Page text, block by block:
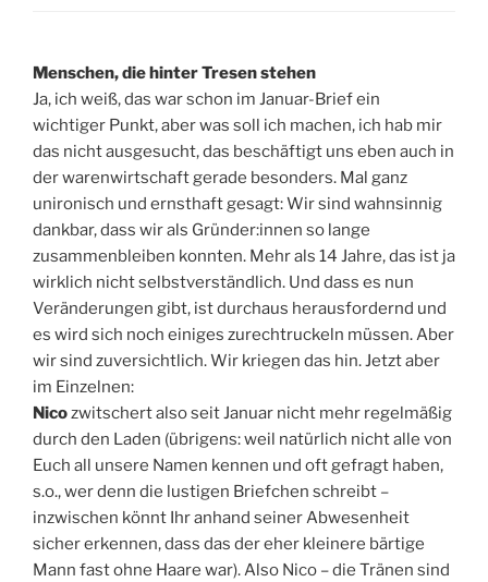
Menschen, die hinter Tresen stehen
Ja, ich weiß, das war schon im Januar-Brief ein
wichtiger Punkt, aber was soll ich machen, ich hab mir
das nicht ausgesucht, das beschäftigt uns eben auch in
der warenwirtschaft gerade besonders. Mal ganz
unironisch und ernsthaft gesagt: Wir sind wahnsinnig
dankbar, dass wir als Gründer:innen so lange
zusammenbleiben konnten. Mehr als 14 Jahre, das ist ja
wirklich nicht selbstverständlich. Und dass es nun
Veränderungen gibt, ist durchaus herausfordernd und
es wird sich noch einiges zurechtruckeln müssen. Aber
wir sind zuversichtlich. Wir kriegen das hin. Jetzt aber
im Einzelnen:
Nicozwitschert also seit Januar nicht mehr regelmäßig
durch den Laden (übrigens: weil natürlich nicht alle von
Euch all unsere Namen kennen und oft gefragt haben,
s.o., wer denn die lustigen Briefchen schreibt –
inzwischen könnt Ihr anhand seiner Abwesenheit
sicher erkennen, dass das der eher kleinere bärtige
Mann fast ohne Haare war). Also Nico – die Tränen sind